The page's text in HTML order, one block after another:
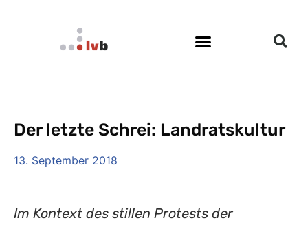
Der letzte Schrei: Landratskultur
13. September 2018
Im Kontext des stillen Protests der